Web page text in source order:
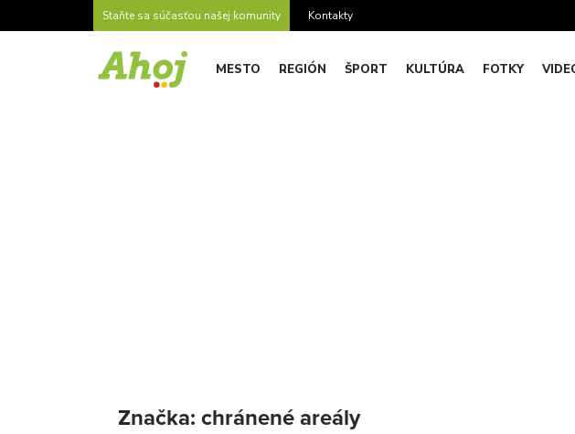
Staňte sa súčasťou našej komunity Kontakty
MESTO REGIÓN ŠPORT KULTÚRA FOTKY
Značka: chránené areály